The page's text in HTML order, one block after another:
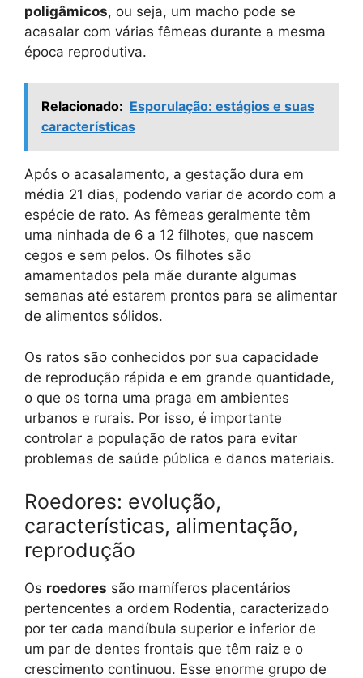
poligâmicos, ou seja, um macho pode se
acasalar com várias fêmeas durante a mesma
época reprodutiva.
Relacionado: Esporulação: estágios e suas
características
Após o acasalamento, a gestação dura em
média 21 dias, podendo variar de acordo com a
espécie de rato. As fêmeas geralmente têm
uma ninhada de 6 a 12 filhotes, que nascem
cegos e sem pelos. Os filhotes são
amamentados pela mãe durante algumas
semanas até estarem prontos para se alimentar
de alimentos sólidos.
Os ratos são conhecidos por sua capacidade
de reprodução rápida e em grande quantidade,
o que os torna uma praga em ambientes
urbanos e rurais. Por isso, é importante
controlar a população de ratos para evitar
problemas de saúde pública e danos materiais.
Roedores: evolução,
características, alimentação,
reprodução
Os roedores são mamíferos placentários
pertencentes a ordem Rodentia, caracterizado
por ter cada mandíbula superior e inferior de
um par de dentes frontais que têm raiz e o
crescimento continuou. Esse enorme grupo de